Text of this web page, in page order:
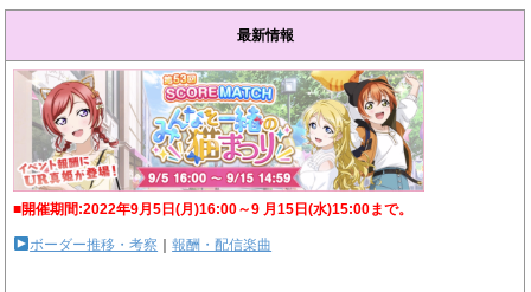
最新情報
■開催期間:2022年9月5日(月)16:00～9 月15日(水)15:00まで。
ボーダー推移・考察 ｜報酬・配信楽曲